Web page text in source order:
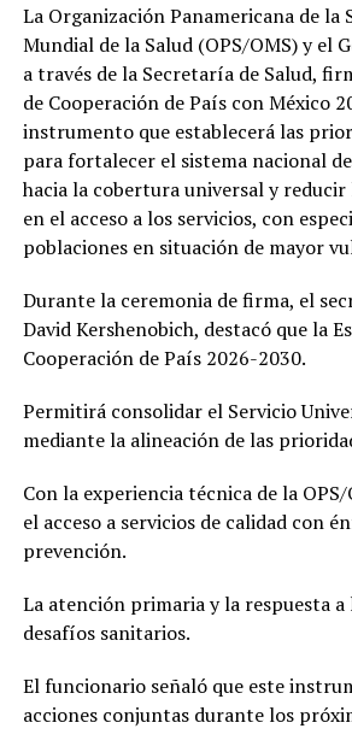
La Organización Panamericana de la
Mundial de la Salud (OPS/OMS) y el
a través de la Secretaría de Salud,
de Cooperación de País con México
instrumento que establecerá las
para fortalecer el sistema nacional
hacia la cobertura universal y reducir
en el acceso a los servicios, con
poblaciones en situación de mayor
Durante la ceremonia de firma, el
David Kershenobich, destacó que la
Cooperación de País 2026-2030.
Permitirá consolidar el Servicio
mediante la alineación de las
Con la experiencia técnica de la
el acceso a servicios de calidad con
prevención.
La atención primaria y la respuesta
desafíos sanitarios.
El funcionario señaló que este
acciones conjuntas durante los